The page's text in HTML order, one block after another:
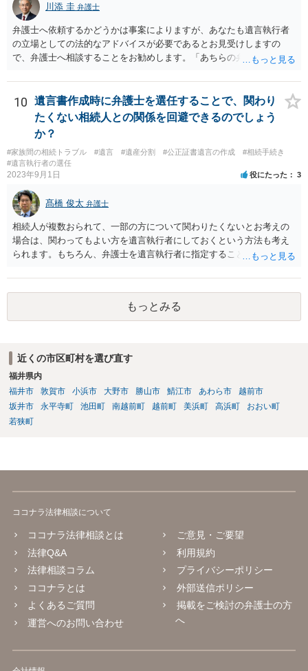
川添 圭 弁護士
弁護士へ依頼するかどうかは事案によりますが、あなたも遺言執行者
の立場としての法的なアドバイスが必要であるとお見受けしますの
で、弁護士へ相談することをお勧めします。「あちらの弁護士」（元
誘導しかしてこないと思います。
10
遺言書作成時に弁護士を選任することで、関わり
たくない相続人との関係を回避できるのでしょう
か？
#家族間の相続トラブル #遺言 #遺産分割 #公正証書遺言の作成
#相続手続き
#遺言執行者の選任
2023年9月1日 役にたった 3
髙橋 俊太 弁護士
相続人が複数おられて、一部の方について関わりたくないとお考えの
場合は、関わってもよい方を遺言執行者にしておくという方法も考え
られます。もちろん、弁護士を遺言執行者に指定することもできます
方に再委任の権限を付与しておくという方法もあります。 一度、弁護
士に直接ご相談されることをお勧めいたします。
もっとみる
近くの市区町村を選び直す
福井県内
福井市
敦賀市 小浜市 大野市 勝山市 鯖江市 あわら市
越前市
坂井市
永平寺町 池田町 南越前町 越前町 美浜町 高浜町
おおい町
若狭町
ココナラ法律相談について
ココナラ法律相談とは
法律Q&A
法律相談コラム
ココナラとは
よくあるご質問
運営へのお問い合わせ
ご意見・ご要望
利用規約
プライバシーポリシー
外部送信ポリシー
掲載をご検討の弁護士の方
へ